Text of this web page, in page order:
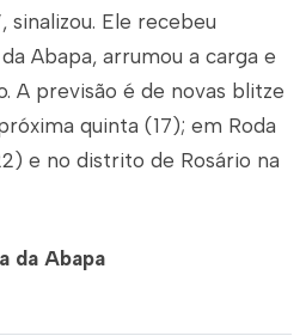
sinalizou. Ele recebeu
Abapa, arrumou a carga e
A previsão é de novas blitze
quinta (17); em Roda
e no distrito de Rosário na
da Abapa